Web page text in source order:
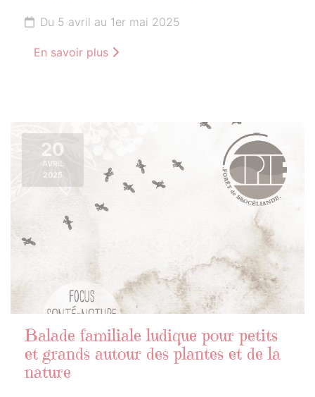
Du 5 avril au 1er mai 2025
En savoir plus
20
AVRIL
2025
Balade familiale ludique pour petits
et grands autour des plantes et de la
nature